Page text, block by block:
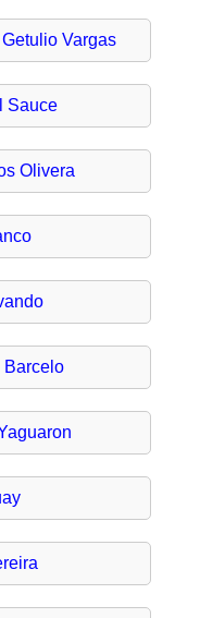
Vargas
Sauce
Olivera